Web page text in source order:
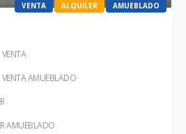
VENTA ALQUILER AMUEBLADO
VENTA
VENTA AMUEBLADO
AMUEBLADO